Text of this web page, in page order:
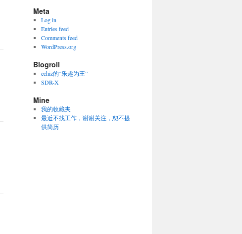
Meta
Log in
Entries feed
Comments feed
WordPress.org
Blogroll
echiz的“乐趣为王”
SDR-X
Mine
我的收藏夹
最近不找工作，谢谢关注，恕不提
供简历